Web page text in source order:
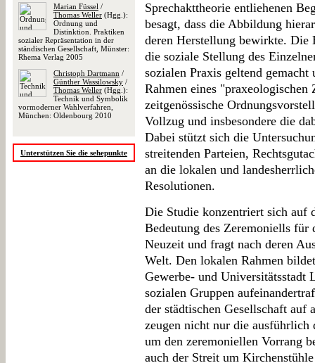
Marian Füssel /
Thomas Weller (Hgg.):
Ordnung und
Distinktion. Praktiken
sozialer Repräsentation in der
ständischen Gesellschaft, Münster:
Rhema Verlag 2005
Christoph Dartmann /
Günther Wassilowsky /
Thomas Weller (Hgg.):
Technik und Symbolik
vormoderner Wahlverfahren,
München: Oldenbourg 2010
Unterstützen Sie die sehepunkte
Sprechakttheorie entliehenen
besagt, dass die Abbildung
deren Herstellung bewirkte. Die
die soziale Stellung des
sozialen Praxis geltend
Rahmen eines
zeitgenössische
Vollzug und insbesondere die
Dabei stützt sich die
streitenden Parteien,
an die lokalen und
Resolutionen.
Die Studie konzentriert sich auf
Bedeutung des Zeremoniells für
Neuzeit und fragt nach deren
Welt. Den lokalen Rahmen
Gewerbe- und Universitätsstadt
sozialen Gruppen
der städtischen Gesellschaft auf
zeugen nicht nur die ausführlich
um den zeremoniellen Vorrang
auch der Streit um